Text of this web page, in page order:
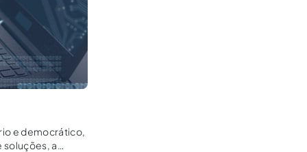
e democrático,
a